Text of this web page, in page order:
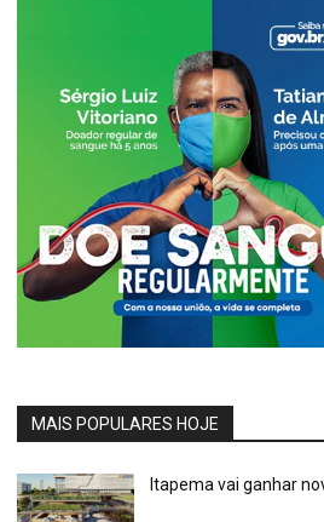
MAIS POPULARES HOJE
Itapema vai ganhar